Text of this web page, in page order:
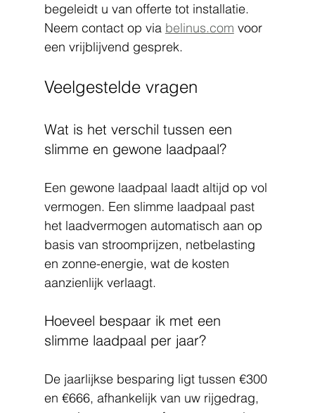
begeleidt u van offerte tot installatie.
Neem contact op via belinus.com voor
een vrijblijvend gesprek.
Veelgestelde vragen
Wat is het verschil tussen een
slimme en gewone laadpaal?
Een gewone laadpaal laadt altijd op vol
vermogen. Een slimme laadpaal past
het laadvermogen automatisch aan op
basis van stroomprijzen, netbelasting
en zonne-energie, wat de kosten
aanzienlijk verlaagt.
Hoeveel bespaar ik met een
slimme laadpaal per jaar?
De jaarlijkse besparing ligt tussen €300
en €666, afhankelijk van uw rijgedrag,